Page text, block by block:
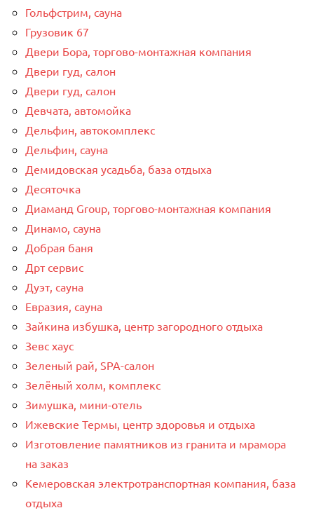
Гольфстрим, сауна
Грузовик 67
Двери Бора, торгово-монтажная компания
Двери гуд, салон
Двери гуд, салон
Девчата, автомойка
Дельфин, автокомплекс
Дельфин, сауна
Демидовская усадьба, база отдыха
Десяточка
Диаманд Group, торгово-монтажная компания
Динамо, сауна
Добрая баня
Дрт сервис
Дуэт, сауна
Евразия, сауна
Зайкина избушка, центр загородного отдыха
Зевс хаус
Зеленый рай, SPA-салон
Зелёный холм, комплекс
Зимушка, мини-отель
Ижевские Термы, центр здоровья и отдыха
Изготовление памятников из гранита и мрамора
на заказ
Кемеровская электротранспортная компания, база
отдыха